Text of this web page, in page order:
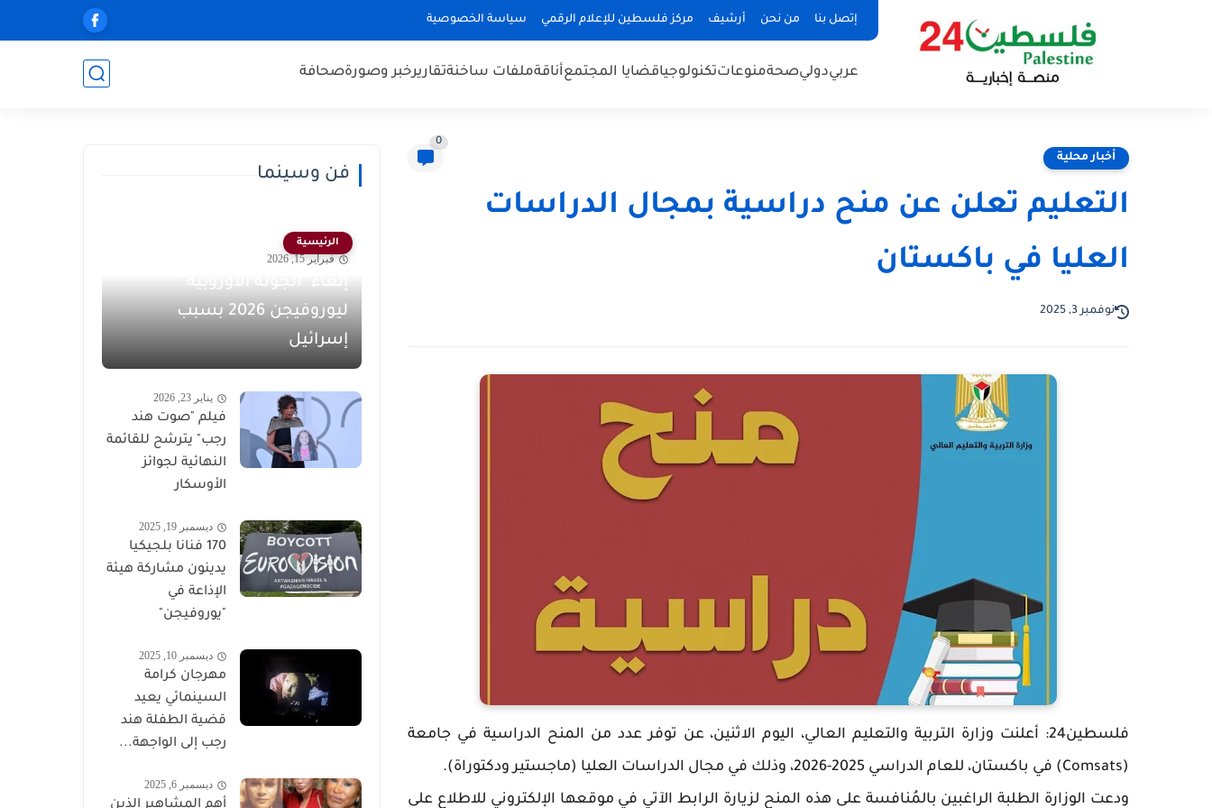
إتصل بنا من نحن أرشيف مركز فلسطين للإعلام الرقمي سياسة الخصوصية
عربيدوليصحةمنوعاتتكنولوجياقضايا المجتمعأناقةملفات ساخنةتقاريرخبر وصورةصحافة
أخبار محلية
0
التعليم تعلن عن منح دراسية بمجال الدراسات
العليا في باكستان
نوفمبر 3, 2025
فلسطين24: أعلنت وزارة التربية والتعليم العالي، اليوم الاثنين، عن توفر عدد من المنح الدراسية في جامعة
(Comsats) في باكستان، للعام الدراسي 2025-2026، وذلك في مجال الدراسات العليا (ماجستير ودكتوراة).
ودعت الوزارة الطلبة الراغبين بالمُنافسة على هذه المنح لزيارة الرابط الآتي في موقعها الإلكتروني للاطلاع على
فن وسينما
الرئيسية
فبراير 15, 2026
إلغاء "الجولة الأوروبية"
ليوروفيجن 2026 بسبب
إسرائيل
يناير 23, 2026
فيلم "صوت هند
رجب" يترشح للقائمة
النهائية لجوائز
الأوسكار
ديسمبر 19, 2025
170 فنانا بلجيكيا
يدينون مشاركة هيئة
الإذاعة في
"يوروفيجن"
ديسمبر 10, 2025
مهرجان كرامة
السينمائي يعيد
قضية الطفلة هند
رجب إلى الواجهة...
ديسمبر 6, 2025